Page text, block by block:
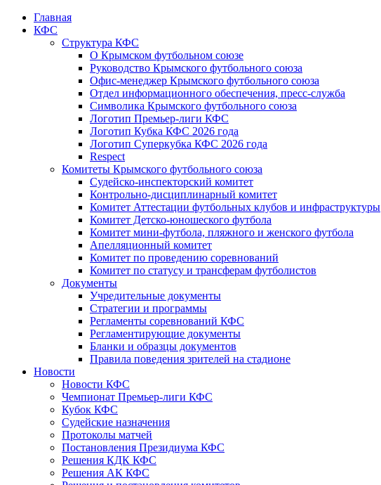
Главная
КФС
Структура КФС
О Крымском футбольном союзе
Руководство Крымского футбольного союза
Офис-менеджер Крымского футбольного союза
Отдел информационного обеспечения, пресс-служба
Символика Крымского футбольного союза
Логотип Премьер-лиги КФС
Логотип Кубка КФС 2026 года
Логотип Суперкубка КФС 2026 года
Respect
Комитеты Крымского футбольного союза
Судейско-инспекторский комитет
Контрольно-дисциплинарный комитет
Комитет Аттестации футбольных клубов и инфраструктуры
Комитет Детско-юношеского футбола
Комитет мини-футбола, пляжного и женского футбола
Апелляционный комитет
Комитет по проведению соревнований
Комитет по статусу и трансферам футболистов
Документы
Учредительные документы
Стратегии и программы
Регламенты соревнований КФС
Регламентирующие документы
Бланки и образцы документов
Правила поведения зрителей на стадионе
Новости
Новости КФС
Чемпионат Премьер-лиги КФС
Кубок КФС
Судейские назначения
Протоколы матчей
Постановления Президиума КФС
Решения КДК КФС
Решения АК КФС